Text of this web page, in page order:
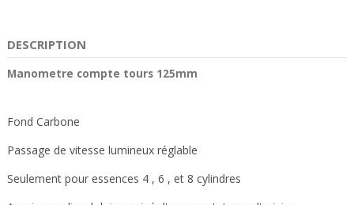
DESCRIPTION
Manometre compte tours 125mm
Fond Carbone
Passage de vitesse lumineux réglable
Seulement pour essences 4 , 6 , et 8 cylindres